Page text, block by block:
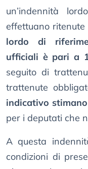
un’indennità
effettuano ritenute
lordo di
ufficiali è pari a
seguito di
trattenute
indicativo
per i deputati che
A questa
condizioni di